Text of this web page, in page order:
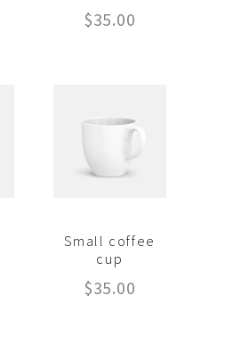
$35.00
Small coffee
cup
$35.00